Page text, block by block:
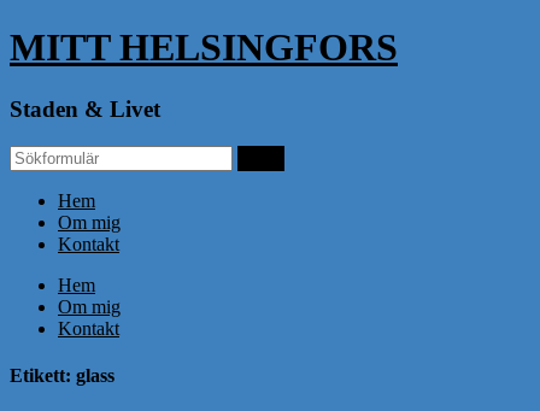
MITT HELSINGFORS
Staden & Livet
Hem
Om mig
Kontakt
Hem
Om mig
Kontakt
Etikett: glass